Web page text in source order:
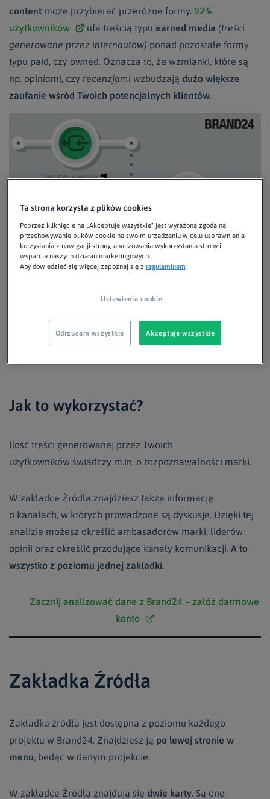
content może przybierać przeróżne formy. 92%
użytkowników
ufa treścią typu earned media (treści
generowane przez internautów) ponad pozostałe formy
typu paid, czy owned. Oznacza to, że wzmianki, które są
np. opiniami, czy recenzjami wzbudzają dużo większe
zaufanie wśród Twoich potencjalnych klientów.
Jak to wykorzystać?
Ilość treści generowanej przez Twoich
użytkowników świadczy m.in. o rozpoznawalności marki.
W zakładce Źródła znajdziesz także informację
o kanałach, w których prowadzone są dyskusje. Dzięki tej
analizie możesz określić ambasadorów marki, liderów
opinii oraz określić przodujące kanały komunikacji. A to
wszystko z poziomu jednej zakładki.
Zacznij analizować dane z Brand24 – załóż darmowe
konto
Zakładka Źródła
Zakładka źródła jest dostępna z poziomu każdego
projektu w Brand24. Znajdziesz ją po lewej stronie w
menu, będąc w danym projekcie.
W zakładce Źródła znajdują się dwie karty. Są one
Ta strona korzysta z plików cookies
Poprzez kliknięcie na „Akceptuje wszystkie" jest wyrażona zgoda na
przechowywanie plików cookie na swoim urządzeniu w celu usprawnienia
korzystania z nawigacji strony, analizowania wykorzystania strony i
wsparcia naszych działań marketingowych.
Aby dowiedzieć się więcej zapoznaj się zregulaminem
Ustawienia cookie
Odrzucam wszystkie Akceptuje wszystkie